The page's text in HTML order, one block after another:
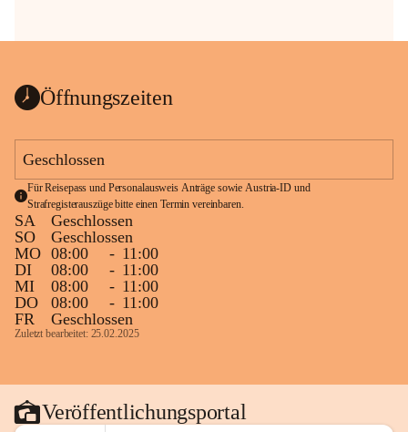
Öffnungszeiten
Geschlossen
Für Reisepass und Personalausweis Anträge sowie Austria-ID und
Strafregisterauszüge bitte einen Termin vereinbaren.
SA
Geschlossen
SO
Geschlossen
MO 08:00 - 11:00
DI
08:00 - 11:00
MI
08:00 - 11:00
DO
08:00 - 11:00
FR
Geschlossen
Zuletzt bearbeitet: 25.02.2025
Veröffentlichungsportal